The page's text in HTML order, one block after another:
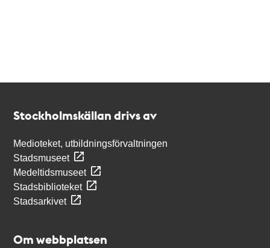
Stockholmskällan drivs av
Medioteket, utbildningsförvaltningen
Stadsmuseet
Medeltidsmuseet
Stadsbiblioteket
Stadsarkivet
Om webbplatsen